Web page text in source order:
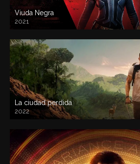
Viuda Negra
2021
La ciudad perdida
2022